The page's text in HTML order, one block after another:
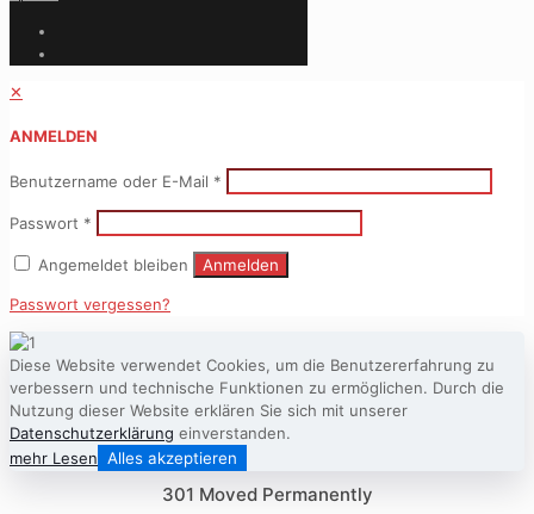
✕
ANMELDEN
Benutzername oder E-Mail *
Passwort *
Angemeldet bleiben Anmelden
Passwort vergessen?
Diese Website verwendet Cookies, um die Benutzererfahrung zu
verbessern und technische Funktionen zu ermöglichen. Durch die
Nutzung dieser Website erklären Sie sich mit unserer
Datenschutzerklärung einverstanden.
mehr Lesen Alles akzeptieren
301 Moved Permanently